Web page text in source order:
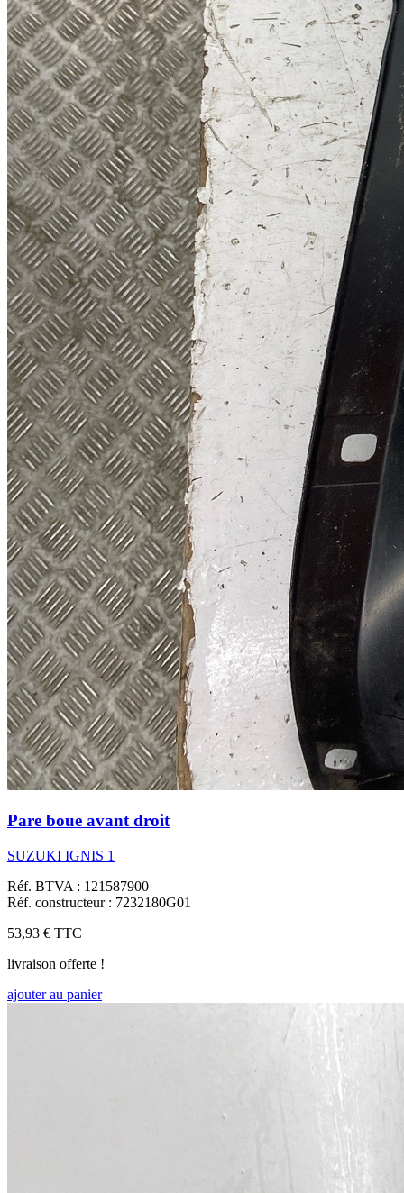
Pare boue avant droit
SUZUKI IGNIS 1
Réf. BTVA : 121587900
Réf. constructeur : 7232180G01
53,93 € TTC
livraison offerte !
ajouter au panier